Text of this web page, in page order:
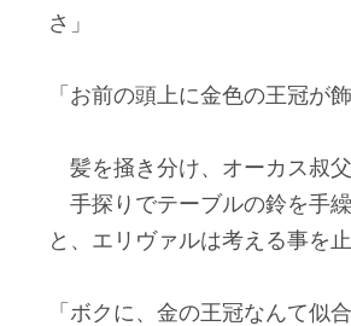
さ」
「お前の頭上に金色の王冠
髪を掻き分け、オーカス叔父
手探りでテーブルの鈴を手
と、エリヴァルは考える事を
「ボクに、金の王冠なんて似